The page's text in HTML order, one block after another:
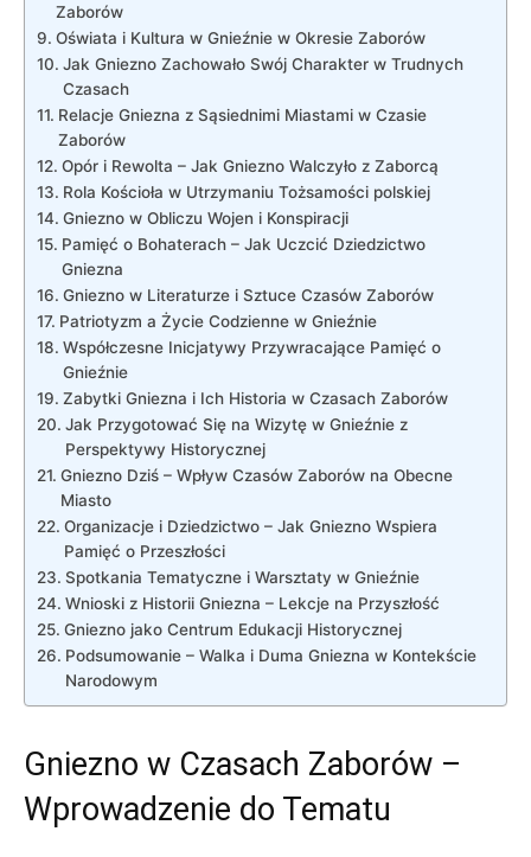
Zaborów
Oświata i Kultura w Gnieźnie w Okresie Zaborów
Jak Gniezno Zachowało Swój Charakter w Trudnych
Czasach
Relacje Gniezna z Sąsiednimi Miastami w Czasie
Zaborów
Opór i Rewolta – Jak Gniezno Walczyło z Zaborcą
Rola Kościoła w Utrzymaniu Tożsamości polskiej
Gniezno w Obliczu Wojen i Konspiracji
Pamięć o Bohaterach – Jak Uczcić Dziedzictwo
Gniezna
Gniezno w Literaturze i Sztuce Czasów Zaborów
Patriotyzm a Życie Codzienne w Gnieźnie
Współczesne Inicjatywy Przywracające Pamięć o
Gnieźnie
Zabytki Gniezna i Ich Historia w Czasach Zaborów
Jak Przygotować Się na Wizytę w Gnieźnie z
Perspektywy Historycznej
Gniezno Dziś – Wpływ Czasów Zaborów na Obecne
Miasto
Organizacje i Dziedzictwo – Jak Gniezno Wspiera
Pamięć o Przeszłości
Spotkania Tematyczne i Warsztaty w Gnieźnie
Wnioski z Historii Gniezna – Lekcje na Przyszłość
Gniezno jako Centrum Edukacji Historycznej
Podsumowanie – Walka i Duma Gniezna w Kontekście
Narodowym
Gniezno w Czasach Zaborów –
Wprowadzenie do Tematu